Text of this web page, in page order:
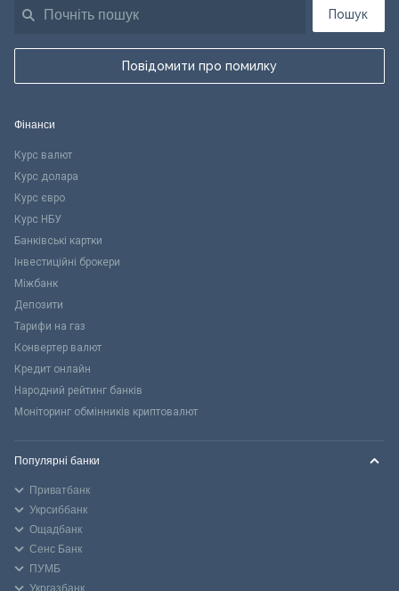
Пошук
Повідомити про помилку
Фінанси
Курс валют
Курс долара
Курс євро
Курс НБУ
Банківські картки
Інвестиційні брокери
Міжбанк
Депозити
Тарифи на газ
Конвертер валют
Кредит онлайн
Народний рейтинг банків
Моніторинг обмінників криптовалют
Популярні банки
Приватбанк
Укрсиббанк
Ощадбанк
Сенс Банк
ПУМБ
Укргазбанк